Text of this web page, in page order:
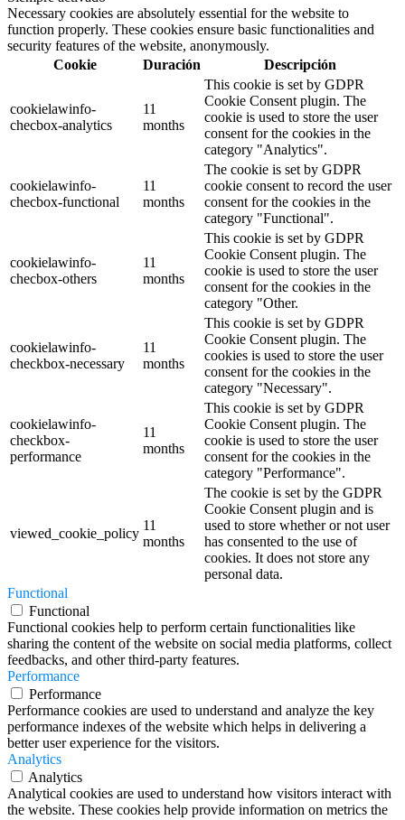
Necessary cookies are absolutely essential for the website to
function properly. These cookies ensure basic functionalities and
security features of the website, anonymously.
Cookie
Duración Descripción
cookielawinfo-
checbox-analytics
11
months
This cookie is set by GDPR
Cookie Consent plugin. The
cookie is used to store the user
consent for the cookies in the
category "Analytics".
cookielawinfo-
checbox-functional
11
months
The cookie is set by GDPR
cookie consent to record the user
consent for the cookies in the
category "Functional".
cookielawinfo-
checbox-others
11
months
This cookie is set by GDPR
Cookie Consent plugin. The
cookie is used to store the user
consent for the cookies in the
category "Other.
cookielawinfo-
checkbox-necessary
11
months
This cookie is set by GDPR
Cookie Consent plugin. The
cookies is used to store the user
consent for the cookies in the
category "Necessary".
cookielawinfo-
checkbox-
performance
11
months
This cookie is set by GDPR
Cookie Consent plugin. The
cookie is used to store the user
consent for the cookies in the
category "Performance".
viewed_cookie_policy
11
months
The cookie is set by the GDPR
Cookie Consent plugin and is
used to store whether or not user
has consented to the use of
cookies. It does not store any
personal data.
Functional
Functional
Functional cookies help to perform certain functionalities like
sharing the content of the website on social media platforms, collect
feedbacks, and other third-party features.
Performance
Performance
Performance cookies are used to understand and analyze the key
performance indexes of the website which helps in delivering a
better user experience for the visitors.
Analytics
Analytics
Analytical cookies are used to understand how visitors interact with
the website. These cookies help provide information on metrics the